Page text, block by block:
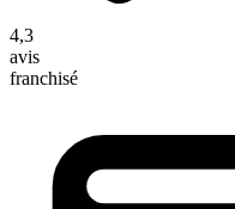
4,3
avis
franchisé